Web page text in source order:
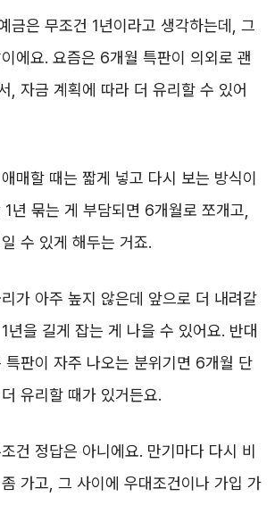
금은 무조건 1년이라고 생각하는데, 그
에요. 요즘은 6개월 특판이 의외로 괜
, 자금 계획에 따라 더 유리할 수 있어
매할 때는 짧게 넣고 다시 보는 방식이
년 묶는 게 부담되면 6개월로 쪼개고,
수 있게 해두는 거죠.
가 아주 높지 않은데 앞으로 더 내려갈
년을 길게 잡는 게 나을 수 있어요. 반대
특판이 자주 나오는 분위기면 6개월 단
유리할 때가 있거든요.
건 정답은 아니에요. 만기마다 다시 비
가고, 그 사이에 우대조건이나 가입 가